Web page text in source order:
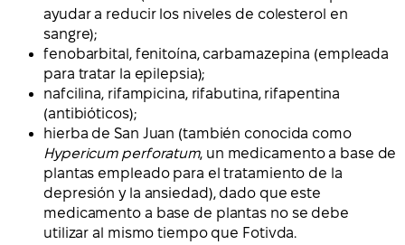
ayudar a reducir los niveles de colesterol en
sangre);
fenobarbital, fenitoína, carbamazepina (empleada
para tratar la epilepsia);
nafcilina, rifampicina, rifabutina, rifapentina
(antibióticos);
hierba de San Juan (también conocida como
Hypericum perforatum, un medicamento a base de
plantas empleado para el tratamiento de la
depresión y la ansiedad), dado que este
medicamento a base de plantas no se debe
utilizar al mismo tiempo que Fotivda.